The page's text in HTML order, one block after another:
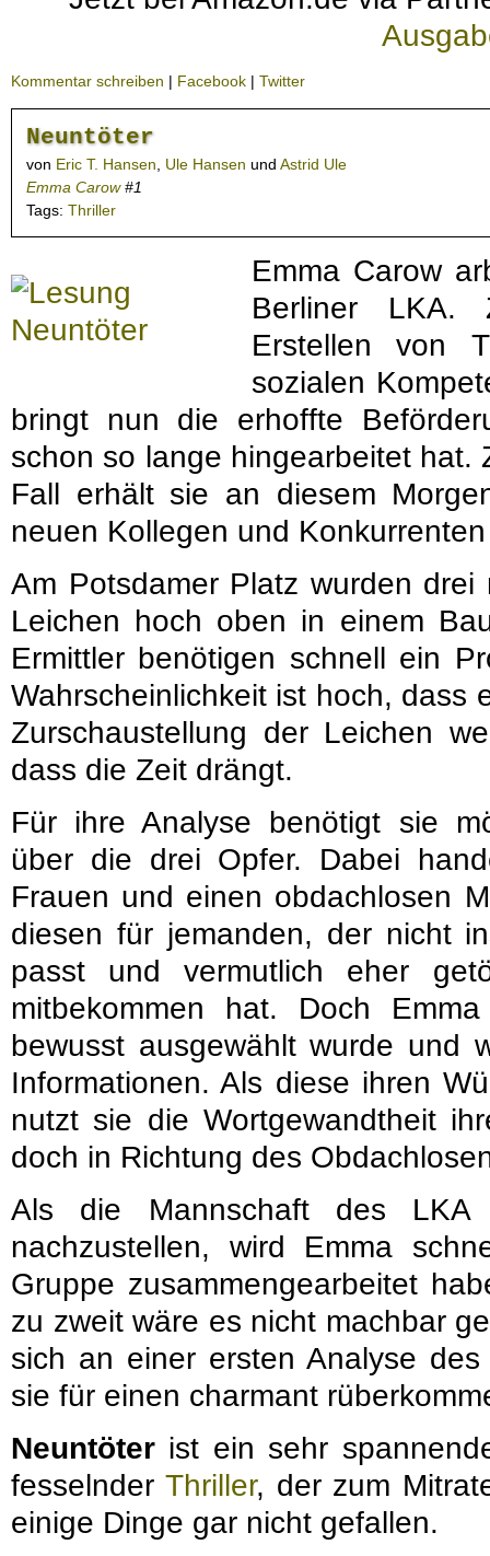
Kommentar schreiben | Facebook | Twitter
Neuntöter
von Eric T. Hansen Ule Hansen und Astrid Ule
Emma Carow#1
Tags: Thriller
Emma Carow
Berliner
Erstellen von
sozialen
bringt nun die erhoffte
schon so lange hingearbeitet hat.
Fall erhält sie an diesem
neuen Kollegen und
Am Potsdamer Platz wurden drei
Leichen hoch oben in einem
Ermittler benötigen schnell ein
Wahrscheinlichkeit ist hoch, dass
Zurschaustellung der Leichen
dass die Zeit drängt.
Für ihre Analyse benötigt sie
über die drei Opfer. Dabei
Frauen und einen obdachlosen
diesen für jemanden, der nicht
passt und vermutlich eher
mitbekommen hat. Doch
bewusst ausgewählt wurde und
Informationen. Als diese ihren
nutzt sie die Wortgewandtheit
doch in Richtung des
Als die Mannschaft des LKA
nachzustellen, wird Emma
Gruppe zusammengearbeitet
zu zweit wäre es nicht machbar
sich an einer ersten Analyse
sie für einen charmant
Neuntöter ist ein sehr
fesselnderThriller, der zum
einige Dinge gar nicht gefallen.